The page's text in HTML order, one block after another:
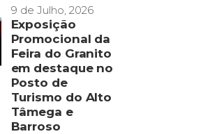
9 de Julho, 2026
Exposição
Promocional da
Feira do Granito
em destaque no
Posto de
Turismo do Alto
Tâmega e
Barroso